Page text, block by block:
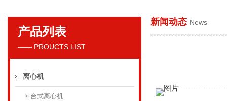
贝克曼库尔特国际贸易（上海）有限公司
产品列表
—— PROUCTS LIST
离心机
台式离心机
新闻动态 News